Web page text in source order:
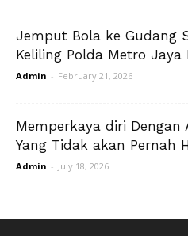
Jemput Bola ke Gudang
Keliling Polda Metro Jaya
Admin - February 21, 2026
Memperkaya diri
Yang Tidak akan Pernah
Admin - July 18, 2026